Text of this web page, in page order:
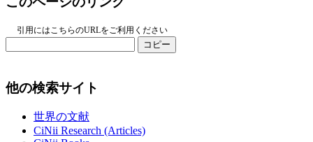
引用にはこちらのURLをご利用ください
コピー
他の検索サイト
世界の文献
CiNii Research (Articles)